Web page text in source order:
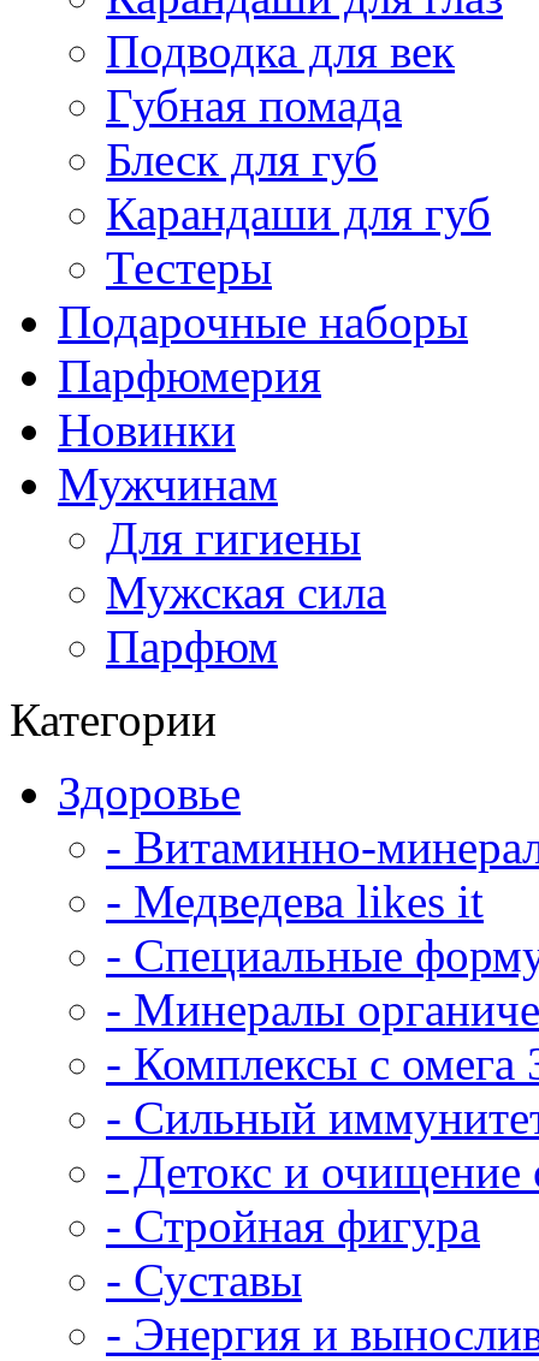
Подводка для век
Губная помада
Блеск для губ
Карандаши для губ
Тестеры
Подарочные наборы
Парфюмерия
Новинки
Мужчинам
Для гигиены
Мужская сила
Парфюм
Категории
Здоровье
- Витаминно-
- Медведева likes it
- Специальные
- Минералы
- Комплексы с омега
- Сильный
- Детокс и очищение
- Стройная фигура
- Суставы
- Энергия и